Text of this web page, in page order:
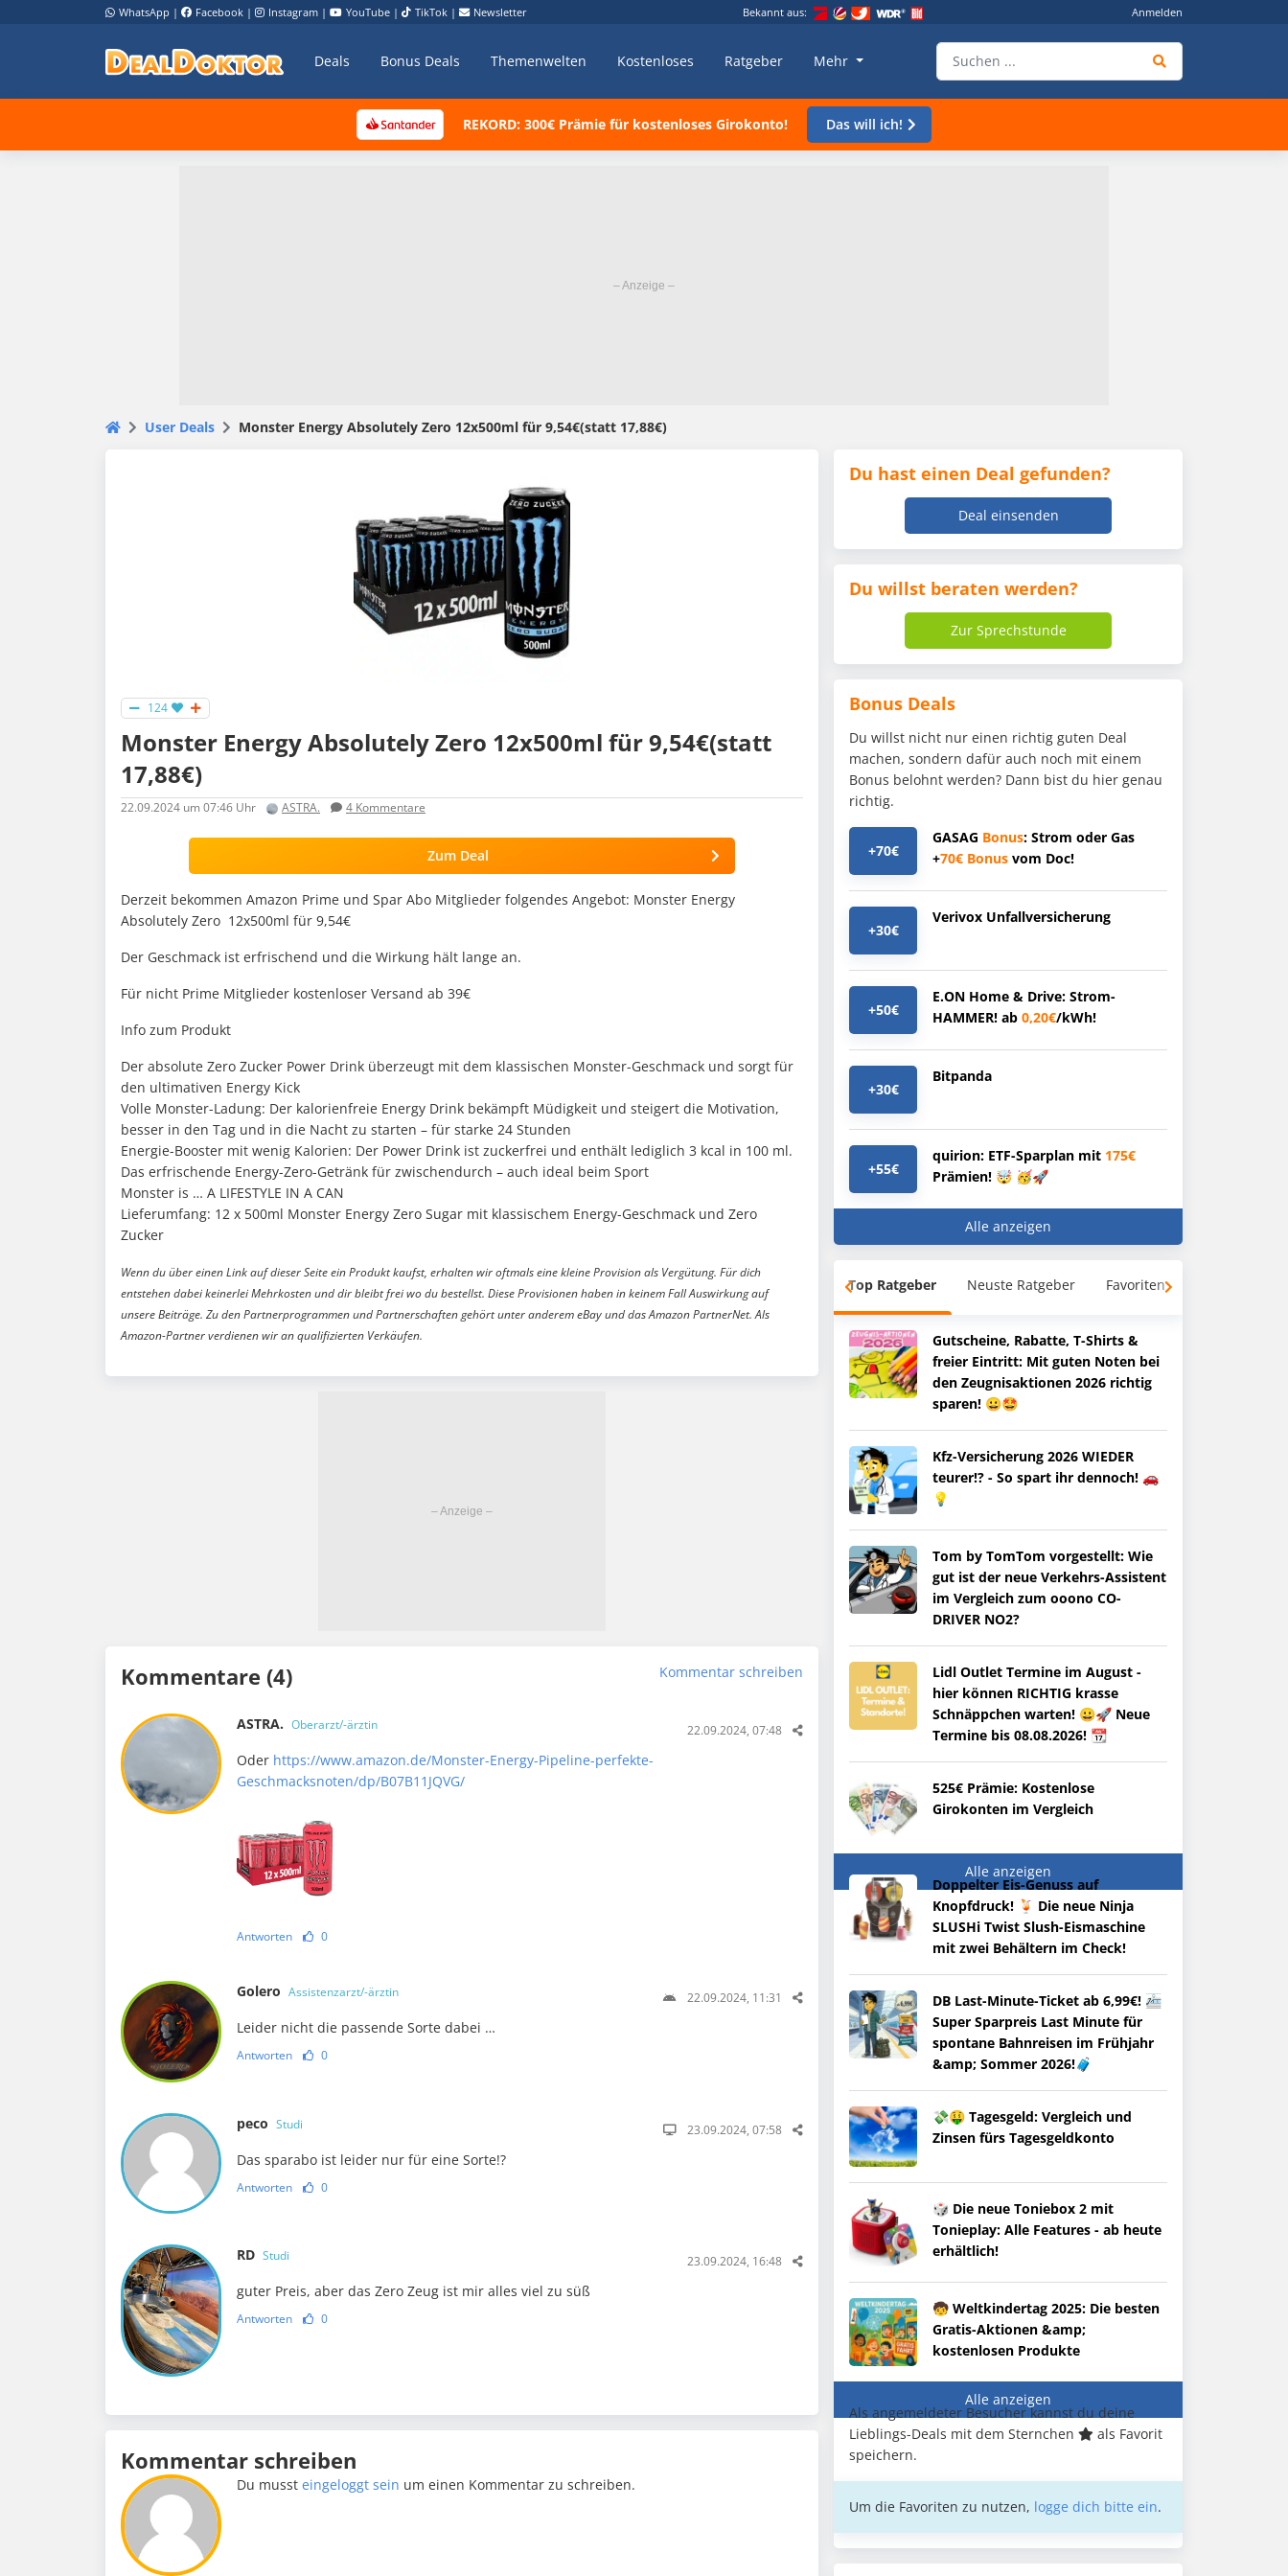
WhatsApp | Facebook | Instagram | YouTube | TikTok | Newsletter Bekannt aus: Anmelden
Deals Bonus Deals Themenwelten Kostenloses Ratgeber Mehr
REKORD: 300€ Prämie für kostenloses Girokonto! Das will ich!
User Deals Monster Energy Absolutely Zero 12x500ml für 9,54€(statt 17,88€)
124
Monster Energy Absolutely Zero 12x500ml für 9,54€(statt
17,88€)
22.09.2024 um 07:46 Uhr ASTRA. 4 Kommentare
Zum Deal
Derzeit bekommen Amazon Prime und Spar Abo Mitglieder folgendes Angebot: Monster Energy
Absolutely Zero 12x500ml für 9,54€
Der Geschmack ist erfrischend und die Wirkung hält lange an.
Für nicht Prime Mitglieder kostenloser Versand ab 39€
Info zum Produkt
Der absolute Zero Zucker Power Drink überzeugt mit dem klassischen Monster-Geschmack und sorgt für
den ultimativen Energy Kick
Volle Monster-Ladung: Der kalorienfreie Energy Drink bekämpft Müdigkeit und steigert die Motivation,
besser in den Tag und in die Nacht zu starten – für starke 24 Stunden
Energie-Booster mit wenig Kalorien: Der Power Drink ist zuckerfrei und enthält lediglich 3 kcal in 100 ml.
Das erfrischende Energy-Zero-Getränk für zwischendurch – auch ideal beim Sport
Monster is … A LIFESTYLE IN A CAN
Lieferumfang: 12 x 500ml Monster Energy Zero Sugar mit klassischem Energy-Geschmack und Zero
Zucker
Wenn du über einen Link auf dieser Seite ein Produkt kaufst, erhalten wir oftmals eine kleine Provision als Vergütung. Für dich
entstehen dabei keinerlei Mehrkosten und dir bleibt frei wo du bestellst. Diese Provisionen haben in keinem Fall Auswirkung auf
unsere Beiträge. Zu den Partnerprogrammen und Partnerschaften gehört unter anderem eBay und das Amazon PartnerNet. Als
Amazon-Partner verdienen wir an qualifizierten Verkäufen.
Kommentare (4) Kommentar schreiben
ASTRA. Oberarzt/-ärztin 22.09.2024, 07:48
Oder https://www.amazon.de/Monster-Energy-Pipeline-perfekte-
Geschmacksnoten/dp/B07B11JQVG/
Antworten 0
Golero Assistenzarzt/-ärztin 22.09.2024, 11:31
Leider nicht die passende Sorte dabei …
Antworten 0
peco Studi 23.09.2024, 07:58
Das sparabo ist leider nur für eine Sorte!?
Antworten 0
RD Studi 23.09.2024, 16:48
guter Preis, aber das Zero Zeug ist mir alles viel zu süß
Antworten 0
Kommentar schreiben
Du mussteingeloggt sein um einen Kommentar zu schreiben.
Du hast einen Deal gefunden?
Deal einsenden
Du willst beraten werden?
Zur Sprechstunde
Bonus Deals
Du willst nicht nur einen richtig guten Deal
machen, sondern dafür auch noch mit einem
Bonus belohnt werden? Dann bist du hier genau
richtig.
+70€
GASAG Bonus: Strom oder Gas
+70€ Bonus vom Doc!
+30€
Verivox Unfallversicherung
+50€
E.ON Home & Drive: Strom-
HAMMER! ab 0,20€/kWh!
+30€
Bitpanda
+55€
quirion: ETF-Sparplan mit 175€
Prämien! 🤯 🥳🚀
Alle anzeigen
Top Ratgeber Neuste Ratgeber Favoriten
Gutscheine, Rabatte, T-Shirts &
freier Eintritt: Mit guten Noten bei
den Zeugnisaktionen 2026 richtig
sparen! 😀🤩
Kfz-Versicherung 2026 WIEDER
teurer!? - So spart ihr dennoch! 🚗
💡
Tom by TomTom vorgestellt: Wie
gut ist der neue Verkehrs-Assistent
im Vergleich zum ooono CO-
DRIVER NO2?
Lidl Outlet Termine im August -
hier können RICHTIG krasse
Schnäppchen warten! 😀🚀 Neue
Termine bis 08.08.2026! 📆
525€ Prämie: Kostenlose
Girokonten im Vergleich
Alle anzeigen
Doppelter Eis-Genuss auf
Knopfdruck! 🍹 Die neue Ninja
SLUSHi Twist Slush-Eismaschine
mit zwei Behältern im Check!
DB Last-Minute-Ticket ab 6,99€! 🚈
Super Sparpreis Last Minute für
spontane Bahnreisen im Frühjahr
&amp; Sommer 2026!🧳
💸🤑 Tagesgeld: Vergleich und
Zinsen fürs Tagesgeldkonto
🎲 Die neue Toniebox 2 mit
Tonieplay: Alle Features - ab heute
erhältlich!
🧒 Weltkindertag 2025: Die besten
Gratis-Aktionen &amp;
kostenlosen Produkte
Alle anzeigen
Als angemeldeter Besucher kannst du deine
Lieblings-Deals mit dem Sternchen
als Favorit
speichern.
Um die Favoriten zu nutzen, logge dich bitte ein.